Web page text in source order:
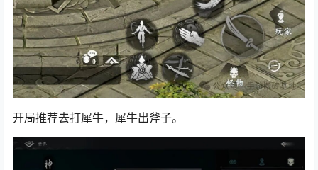
开局推荐去打犀牛，犀牛出斧子。